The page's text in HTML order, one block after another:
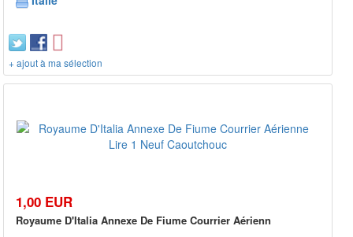
+ ajout à ma sélection
1,00 EUR
Royaume D'Italia Annexe De Fiume Courrier Aérienn